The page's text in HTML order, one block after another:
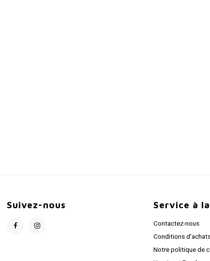
Suivez-nous Service à
Contactez-nous
Conditions
Notre politique de